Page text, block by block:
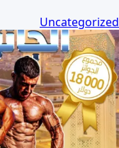
Uncategorized